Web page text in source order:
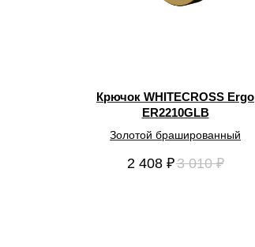
Крючок WHITECROSS Ergo
ER2210GLB
Золотой брашированный
2 408 ₽3 010 ₽